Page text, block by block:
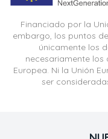
Financiado por la
embargo, los puntos
únicamente los
necesariamente los
Europea. Ni la Unión
ser